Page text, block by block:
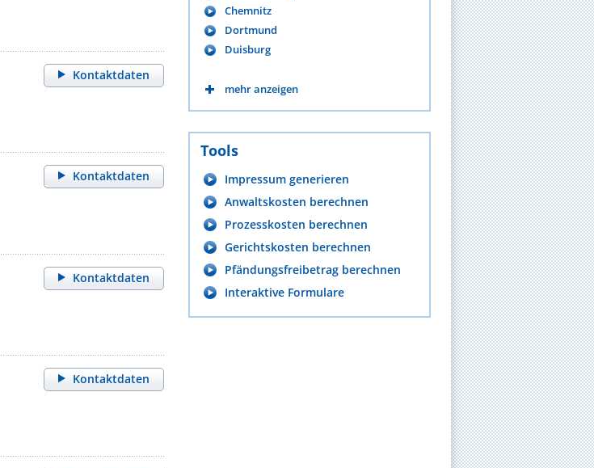
Kontaktdaten
Kontaktdaten
Kontaktdaten
Kontaktdaten
Chemnitz
Dortmund
Duisburg
mehr anzeigen
Tools
Impressum generieren
Anwaltskosten berechnen
Prozesskosten berechnen
Gerichtskosten berechnen
Pfändungsfreibetrag berechnen
Interaktive Formulare